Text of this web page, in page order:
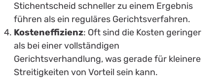
Stichentscheid schneller zu einem Ergebnis
führen als ein reguläres Gerichtsverfahren.
Kosteneffizienz: Oft sind die Kosten geringer
als bei einer vollständigen
Gerichtsverhandlung, was gerade für kleinere
Streitigkeiten von Vorteil sein kann.